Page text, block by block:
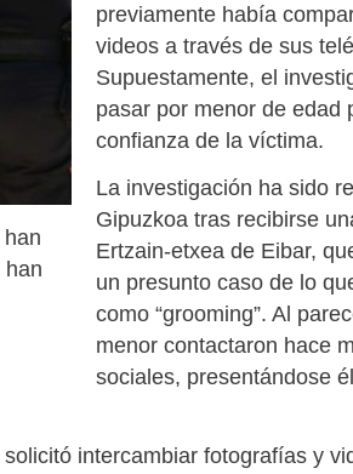
han
previamente había
videos a través de sus
Supuestamente, el
pasar por menor de edad
confianza de la víctima.
La investigación ha sido
Gipuzkoa tras recibirse
Ertzain-etxea de Eibar,
un presunto caso de lo
como “grooming”. Al
menor contactaron hace
sociales, presentándose
intercambiar fotografías y